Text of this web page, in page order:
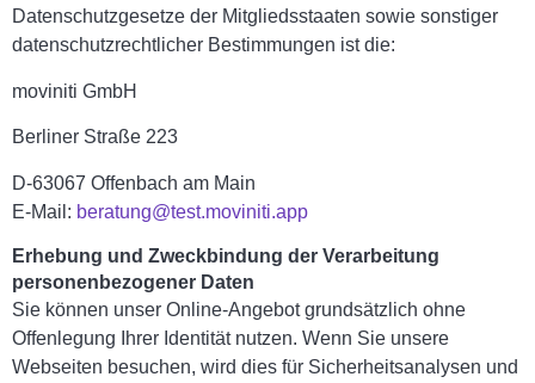
Datenschutzgesetze der Mitgliedsstaaten sowie sonstiger
datenschutzrechtlicher Bestimmungen ist die:
moviniti GmbH
Berliner Straße 223
D-63067 Offenbach am Main
E-Mail: beratung@test.moviniti.app
Erhebung und Zweckbindung der Verarbeitung
personenbezogener Daten
Sie können unser Online-Angebot grundsätzlich ohne
Offenlegung Ihrer Identität nutzen. Wenn Sie unsere
Webseiten besuchen, wird dies für Sicherheitsanalysen und